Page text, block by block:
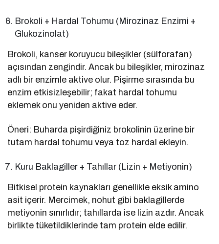
Brokoli + Hardal Tohumu (Mirozinaz Enzimi +
Glukozinolat)
Brokoli, kanser koruyucu bileşikler (sülforafan)
açısından zengindir. Ancak bu bileşikler, mirozinaz
adlı bir enzimle aktive olur. Pişirme sırasında bu
enzim etkisizleşebilir; fakat hardal tohumu
eklemek onu yeniden aktive eder.
Öneri: Buharda pişirdiğiniz brokolinin üzerine bir
tutam hardal tohumu veya toz hardal ekleyin.
Kuru Baklagiller + Tahıllar (Lizin + Metiyonin)
Bitkisel protein kaynakları genellikle eksik amino
asit içerir. Mercimek, nohut gibi baklagillerde
metiyonin sınırlıdır; tahıllarda ise lizin azdır. Ancak
birlikte tüketildiklerinde tam protein elde edilir.